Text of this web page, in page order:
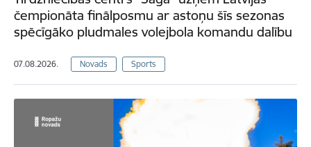
čempionāta finālposmu ar astoņu šīs sezonas
spēcīgāko pludmales volejbola komandu dalību
07.08.2026. Novads Sports